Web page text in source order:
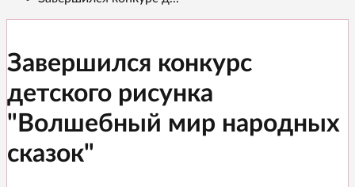
Завершился конкурс
детского рисунка
"Волшебный мир народных
сказок"